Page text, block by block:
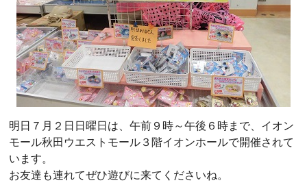
明日７月２日日曜日は、午前９時～午後６時まで、イオン
モール秋田ウエストモール３階イオンホールで開催されて
います。
お友達も連れてぜひ遊びに来てくださいね。